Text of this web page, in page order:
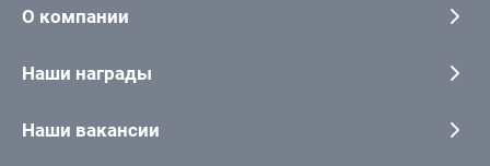
О компании
Наши награды
Наши вакансии